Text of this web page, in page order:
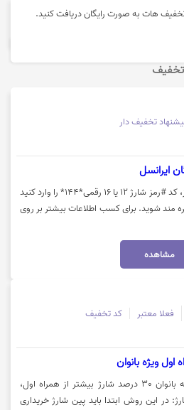
هات به صورت رایگان دریافت کنید.
تخفیف
تخفیف دار
برای استفاده از شارژ شگفت‌انگیز، کد #رمز شارژ ۱۲ یا ۱۶ رقمی*۱۴۴* را وارد کنید
بهره مند شوید. برای کسب اطلاعات بیشتر بر روی
مشاهده
فعلا معتبر کد تخفیف
کاربران گرامی برای دریافت هدیه بانوان 30 درصد شارژ بیشتر از همراه اول،
در این روش ابتدا باید پین شارژ خریداری